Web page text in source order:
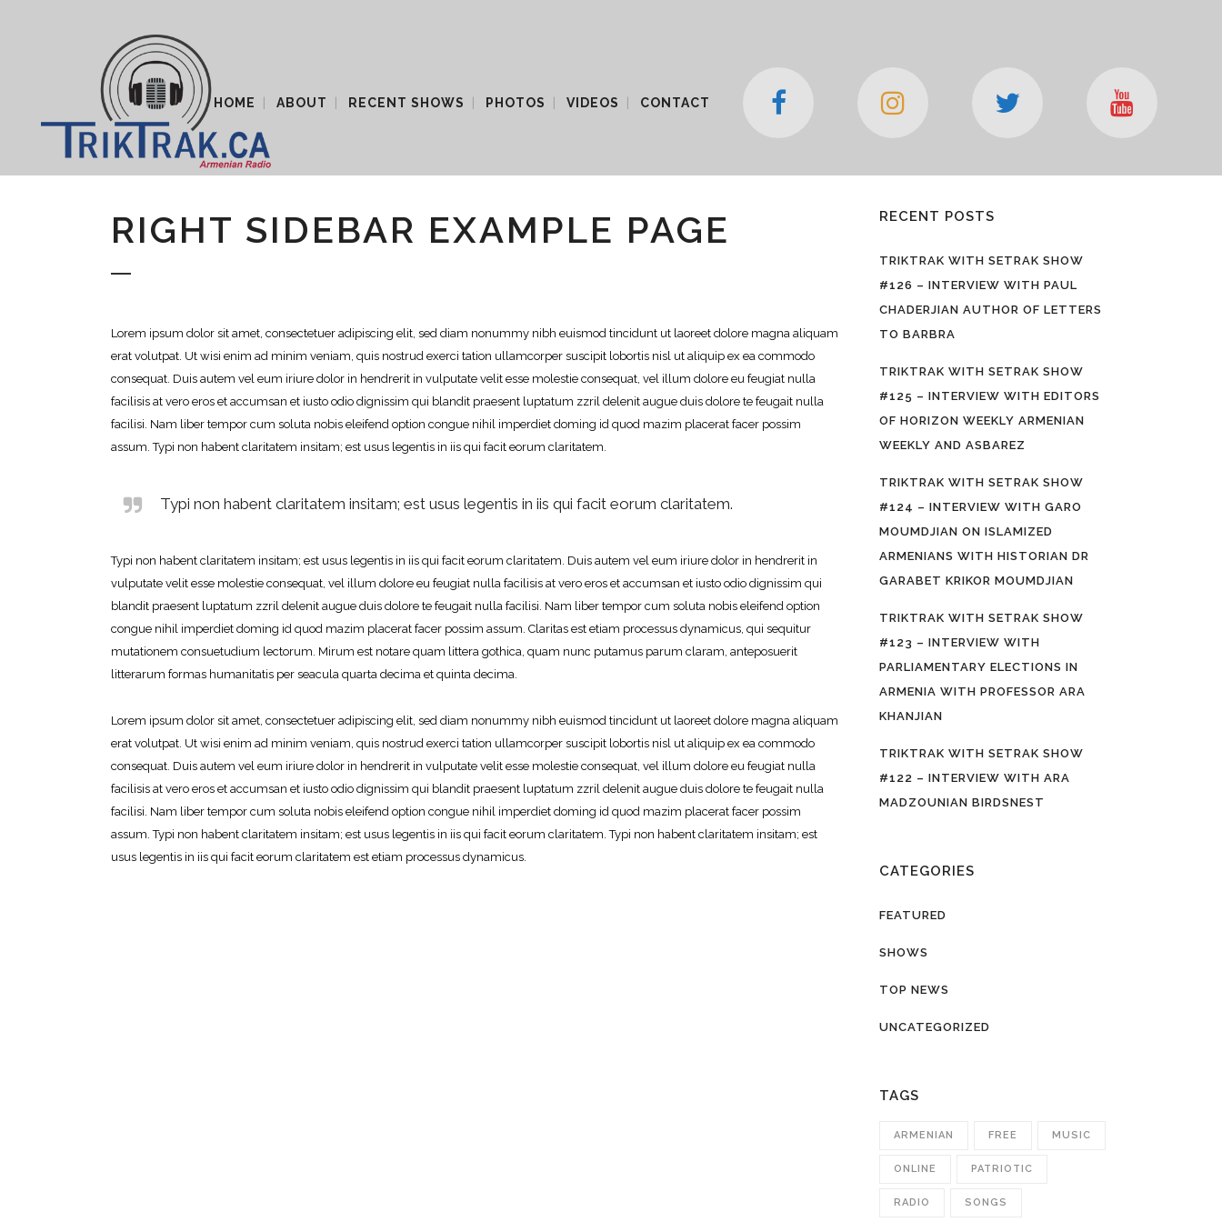
HOME ABOUT RECENT SHOWS PHOTOS VIDEOS CONTACT
RIGHT SIDEBAR EXAMPLE PAGE
Lorem ipsum dolor sit amet, consectetuer adipiscing elit, sed diam nonummy nibh euismod tincidunt ut laoreet dolore magna aliquam
erat volutpat. Ut wisi enim ad minim veniam, quis nostrud exerci tation ullamcorper suscipit lobortis nisl ut aliquip ex ea commodo
consequat. Duis autem vel eum iriure dolor in hendrerit in vulputate velit esse molestie consequat, vel illum dolore eu feugiat nulla
facilisis at vero eros et accumsan et iusto odio dignissim qui blandit praesent luptatum zzril delenit augue duis dolore te feugait nulla
facilisi. Nam liber tempor cum soluta nobis eleifend option congue nihil imperdiet doming id quod mazim placerat facer possim
assum. Typi non habent claritatem insitam; est usus legentis in iis qui facit eorum claritatem.
Typi non habent claritatem insitam; est usus legentis in iis qui facit eorum claritatem.
Typi non habent claritatem insitam; est usus legentis in iis qui facit eorum claritatem. Duis autem vel eum iriure dolor in hendrerit in
vulputate velit esse molestie consequat, vel illum dolore eu feugiat nulla facilisis at vero eros et accumsan et iusto odio dignissim qui
blandit praesent luptatum zzril delenit augue duis dolore te feugait nulla facilisi. Nam liber tempor cum soluta nobis eleifend option
congue nihil imperdiet doming id quod mazim placerat facer possim assum. Claritas est etiam processus dynamicus, qui sequitur
mutationem consuetudium lectorum. Mirum est notare quam littera gothica, quam nunc putamus parum claram, anteposuerit
litterarum formas humanitatis per seacula quarta decima et quinta decima.
Lorem ipsum dolor sit amet, consectetuer adipiscing elit, sed diam nonummy nibh euismod tincidunt ut laoreet dolore magna aliquam
erat volutpat. Ut wisi enim ad minim veniam, quis nostrud exerci tation ullamcorper suscipit lobortis nisl ut aliquip ex ea commodo
consequat. Duis autem vel eum iriure dolor in hendrerit in vulputate velit esse molestie consequat, vel illum dolore eu feugiat nulla
facilisis at vero eros et accumsan et iusto odio dignissim qui blandit praesent luptatum zzril delenit augue duis dolore te feugait nulla
facilisi. Nam liber tempor cum soluta nobis eleifend option congue nihil imperdiet doming id quod mazim placerat facer possim
assum. Typi non habent claritatem insitam; est usus legentis in iis qui facit eorum claritatem. Typi non habent claritatem insitam; est
usus legentis in iis qui facit eorum claritatem est etiam processus dynamicus.
RECENT POSTS
TRIKTRAK WITH SETRAK SHOW
#126 – INTERVIEW WITH PAUL
CHADERJIAN AUTHOR OF LETTERS
TO BARBRA
TRIKTRAK WITH SETRAK SHOW
#125 – INTERVIEW WITH EDITORS
OF HORIZON WEEKLY ARMENIAN
WEEKLY AND ASBAREZ
TRIKTRAK WITH SETRAK SHOW
#124 – INTERVIEW WITH GARO
MOUMDJIAN ON ISLAMIZED
ARMENIANS WITH HISTORIAN DR
GARABET KRIKOR MOUMDJIAN
TRIKTRAK WITH SETRAK SHOW
#123 – INTERVIEW WITH
PARLIAMENTARY ELECTIONS IN
ARMENIA WITH PROFESSOR ARA
KHANJIAN
TRIKTRAK WITH SETRAK SHOW
#122 – INTERVIEW WITH ARA
MADZOUNIAN BIRDSNEST
CATEGORIES
FEATURED
SHOWS
TOP NEWS
UNCATEGORIZED
TAGS
ARMENIAN FREE MUSIC
ONLINE PATRIOTIC
RADIO SONGS